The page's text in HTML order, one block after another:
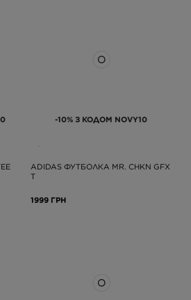
-10% З КОДОМ NOVY10
ADIDAS ФУТБОЛКА MR. CHKN GFX
T
1999 ГРН